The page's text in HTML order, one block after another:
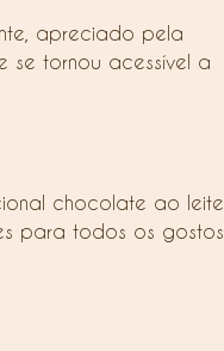
apreciado pela
se tornou acessível a
chocolate ao leite
para todos os gostos